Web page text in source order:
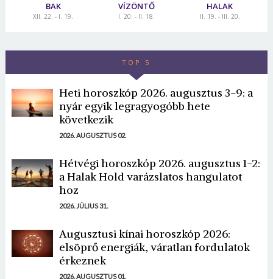
BAK
XII. 22. - I. 19.
VÍZÖNTŐ
I. 20. - II. 18.
HALAK
II. 19. - III. 20.
TOP 5
Heti horoszkóp 2026. augusztus 3-9: a
nyár egyik legragyogóbb hete
következik
2026. AUGUSZTUS 02.
Hétvégi horoszkóp 2026. augusztus 1-2:
a Halak Hold varázslatos hangulatot
hoz
2026. JÚLIUS 31.
Augusztusi kínai horoszkóp 2026:
elsöprő energiák, váratlan fordulatok
érkeznek
2026. AUGUSZTUS 01.